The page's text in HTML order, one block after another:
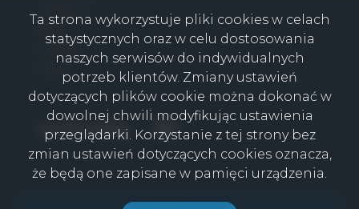
Kontakt
social media Facebook
Facebook
Ta strona wykorzystuje pliki cookies w celach
statystycznych oraz w celu dostosowania
naszych serwisów do indywidualnych
potrzeb klientów. Zmiany ustawień
dotyczących plików cookie można dokonać w
dowolnej chwili modyfikując ustawienia
przeglądarki. Korzystanie z tej strony bez
zmian ustawień dotyczących cookies oznacza,
że będą one zapisane w pamięci urządzenia.